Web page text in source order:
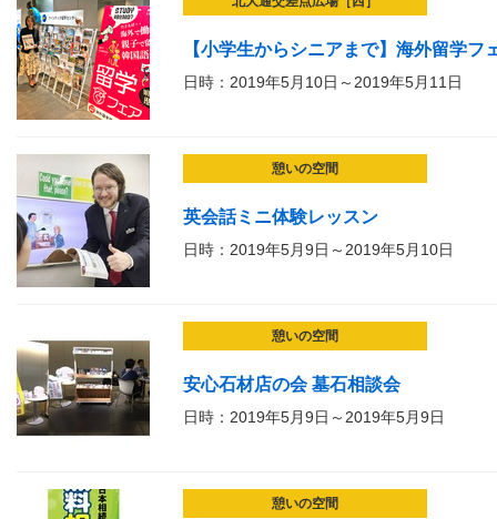
【小学生からシニアまで】海外留学フ
日時：2019年5月10日～2019年5月11日
憩いの空間
英会話ミニ体験レッスン
日時：2019年5月9日～2019年5月10日
憩いの空間
安心石材店の会 墓石相談会
日時：2019年5月9日～2019年5月9日
憩いの空間